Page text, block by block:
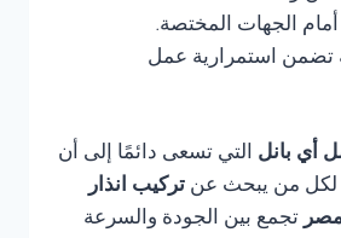
أمام الجهات المختصة.
تضمن استمرارية عمل
أي بانل التي تسعى دائمًا إلى أن
لكل من يبحث عن تركيب انذار
تجمع بين الجودة والسرعة